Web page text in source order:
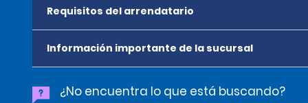
Requisitos del arrendatario
Información importante de la sucursal
¿No encuentra lo que está buscando?